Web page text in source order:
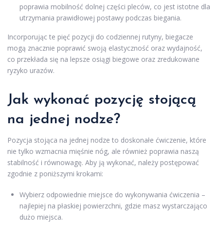
poprawia mobilność dolnej części pleców, co jest istotne dla
utrzymania prawidłowej postawy podczas biegania.
Incorporując te pięć pozycji do codziennej rutyny, biegacze
mogą znacznie poprawić swoją elastyczność oraz wydajność,
co przekłada się na lepsze osiągi biegowe oraz zredukowane
ryzyko urazów.
Jak wykonać pozycję stojącą
na jednej nodze?
Pozycja stojąca na jednej nodze to doskonałe ćwiczenie, które
nie tylko wzmacnia mięśnie nóg, ale również poprawia naszą
stabilność i równowagę. Aby ją wykonać, należy postępować
zgodnie z poniższymi krokami:
Wybierz odpowiednie miejsce do wykonywania ćwiczenia –
najlepiej na płaskiej powierzchni, gdzie masz wystarczająco
dużo miejsca.